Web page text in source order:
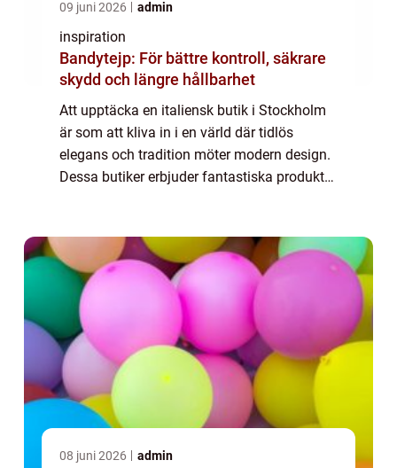
09 juni 2026 admin
inspiration
Bandytejp: För bättre kontroll, säkrare
skydd och längre hållbarhet
Att upptäcka en italiensk butik i Stockholm
är som att kliva in i en värld där tidlös
elegans och tradition möter modern design.
Dessa butiker erbjuder fantastiska produkter
08 juni 2026 admin